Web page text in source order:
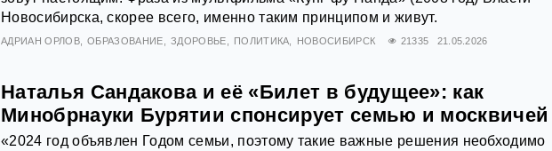
Новосибирска, скорее всего, именно таким принципом и живут.
АДРИАН ОРЛОВ ОБРАЗОВАНИЕ ЗДОРОВЬЕ ПОЛИТИКА НОВОСИБИРСК 21335 21.05.2026
Наталья Сандакова и её «Билет в будущее»: как
Минобрнауки Бурятии спонсирует семью и москвичей
«2024 год объявлен Годом семьи, поэтому такие важные решения необходимо